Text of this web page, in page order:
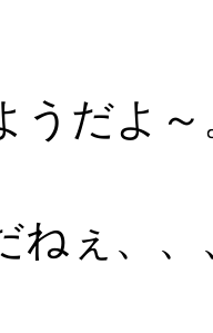
うだよ
ねぇ、